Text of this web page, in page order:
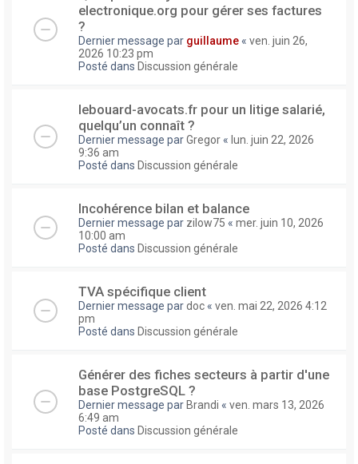
electronique.org pour gérer ses factures
?
Dernier message par guillaume « ven. juin 26,
2026 10:23 pm
Posté dans Discussion générale
lebouard-avocats.fr pour un litige salarié,
quelqu’un connaît ?
Dernier message parGregor « lun. juin 22, 2026
9:36 am
Posté dans Discussion générale
Incohérence bilan et balance
Dernier message par zilow75 « mer. juin 10, 2026
10:00 am
Posté dans Discussion générale
TVA spécifique client
Dernier message pardoc « ven. mai 22, 2026 4:12
pm
Posté dans Discussion générale
Générer des fiches secteurs à partir d'une
base PostgreSQL ?
Dernier message par Brandi « ven. mars 13, 2026
6:49 am
Posté dans Discussion générale